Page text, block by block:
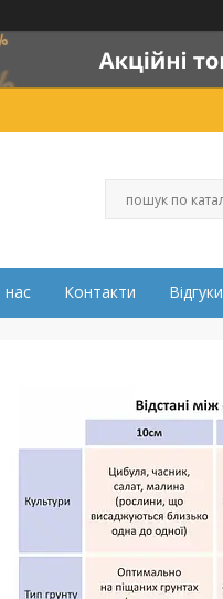
нас Контакти Відгуки